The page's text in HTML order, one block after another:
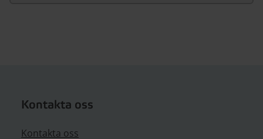
Kontakta oss
Kontakta oss